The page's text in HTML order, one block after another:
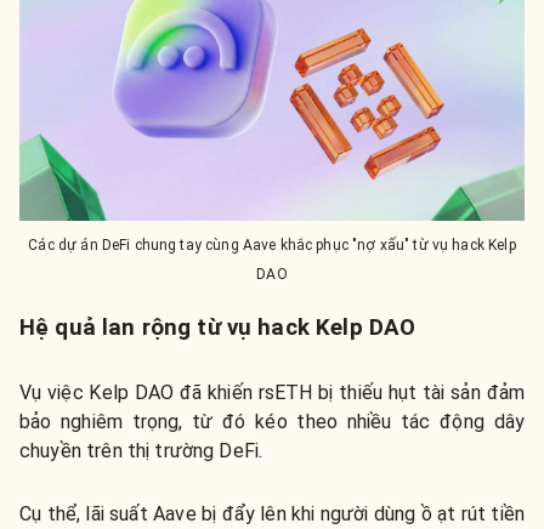
Các dự án DeFi chung tay cùng Aave khắc phục "nợ xấu" từ vụ hack Kelp
DAO
Hệ quả lan rộng từ vụ hack Kelp DAO
Vụ việc Kelp DAO đã khiến rsETH bị thiếu hụt tài sản đảm
bảo nghiêm trọng, từ đó kéo theo nhiều tác động dây
chuyền trên thị trường DeFi.
Cụ thể, lãi suất Aave bị đẩy lên khi người dùng ồ ạt rút tiền